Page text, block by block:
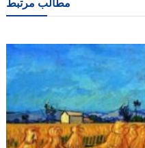
مطالب مرتبط